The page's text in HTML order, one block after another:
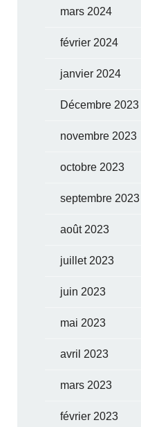
mars 2024
février 2024
janvier 2024
Décembre 2023
novembre 2023
octobre 2023
septembre 2023
août 2023
juillet 2023
juin 2023
mai 2023
avril 2023
mars 2023
février 2023